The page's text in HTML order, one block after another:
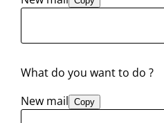
What do you want to do ?
New mail Copy